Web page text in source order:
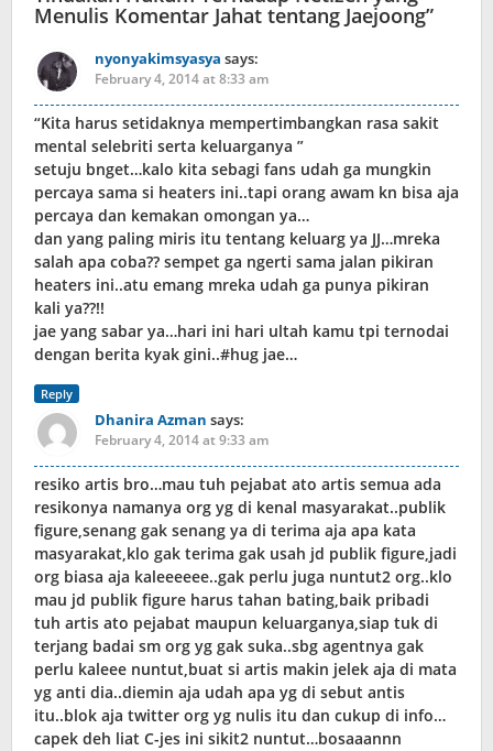
Menulis Komentar Jahat tentang Jaejoong”
nyonyakimsyasya says:
February 4, 2014 at 8:33 am
“Kita harus setidaknya mempertimbangkan rasa sakit
mental selebriti serta keluarganya ”
setuju bnget…kalo kita sebagi fans udah ga mungkin
percaya sama si heaters ini..tapi orang awam kn bisa aja
percaya dan kemakan omongan ya…
dan yang paling miris itu tentang keluarg ya JJ…mreka
salah apa coba?? sempet ga ngerti sama jalan pikiran
heaters ini..atu emang mreka udah ga punya pikiran
kali ya??!!
jae yang sabar ya…hari ini hari ultah kamu tpi ternodai
dengan berita kyak gini..#hug jae…
Reply
Dhanira Azman says:
February 4, 2014 at 9:33 am
resiko artis bro…mau tuh pejabat ato artis semua ada
resikonya namanya org yg di kenal masyarakat..publik
figure,senang gak senang ya di terima aja apa kata
masyarakat,klo gak terima gak usah jd publik figure,jadi
org biasa aja kaleeeeee..gak perlu juga nuntut2 org..klo
mau jd publik figure harus tahan bating,baik pribadi
tuh artis ato pejabat maupun keluarganya,siap tuk di
terjang badai sm org yg gak suka..sbg agentnya gak
perlu kaleee nuntut,buat si artis makin jelek aja di mata
yg anti dia..diemin aja udah apa yg di sebut antis
itu..blok aja twitter org yg nulis itu dan cukup di info…
capek deh liat C-jes ini sikit2 nuntut…bosaaannn